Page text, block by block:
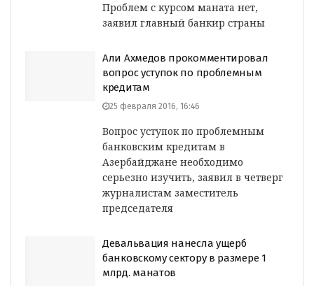
Проблем с курсом маната нет,
заявил главный банкир страны
Али Ахмедов прокомментировал
вопрос уступок по проблемным
кредитам
25 февраля 2016, 16:46
Вопрос уступок по проблемным
банковским кредитам в
Азербайджане необходимо
серьезно изучить, заявил в четверг
журналистам заместитель
председателя
Девальвация нанесла ущерб
банковскому сектору в размере 1
млрд. манатов